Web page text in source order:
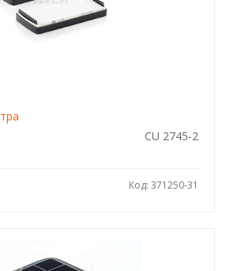
CU 2745-2
Код: 371250-31